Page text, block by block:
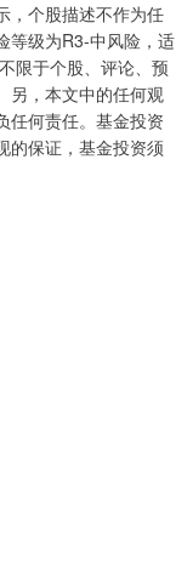
，个股描述不作为任
等级为R3-中风险，适
限于个股、评论、预
另，本文中的任何观
任何责任。基金投资
的保证，基金投资须